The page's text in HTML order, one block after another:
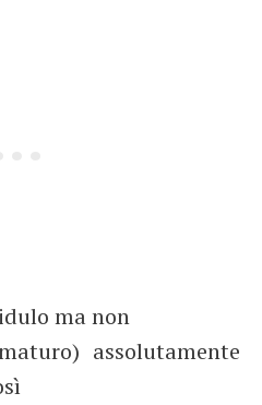
ma non
assolutamente